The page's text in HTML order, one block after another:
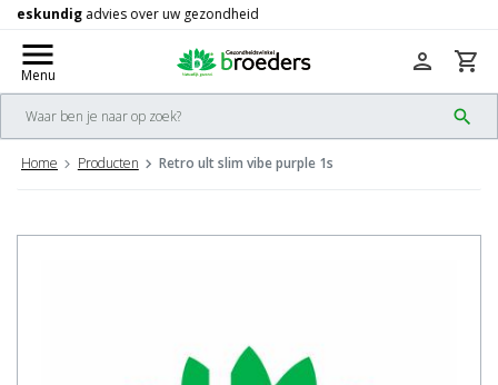
check Gratisverzending vanaf 50,-
menu
Menu
search
person shopping_cart
Home Producten Retro ult slim vibe purple 1s